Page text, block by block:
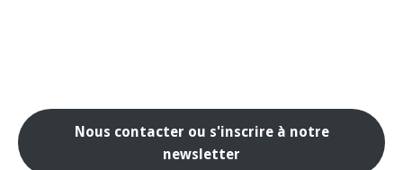
Nous contacter ou s'inscrire à notre
newsletter